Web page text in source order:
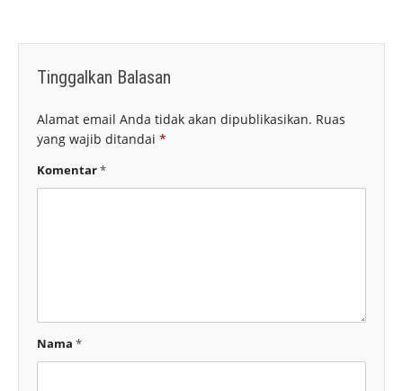
Tinggalkan Balasan
Alamat email Anda tidak akan dipublikasikan. Ruas
yang wajib ditandai *
Komentar*
Nama *